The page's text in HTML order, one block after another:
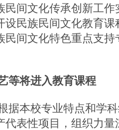
民间文化传承创新工
设民族民间文化教育课
民间文化特色重点支
等将进入教育课程
本校专业特点和学科
代表性项目，组织力